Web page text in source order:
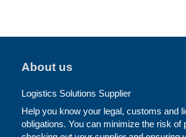
About us
Logistics Solutions Supplier
Help you know your legal, customs and
obligations. You can minimize the risk of